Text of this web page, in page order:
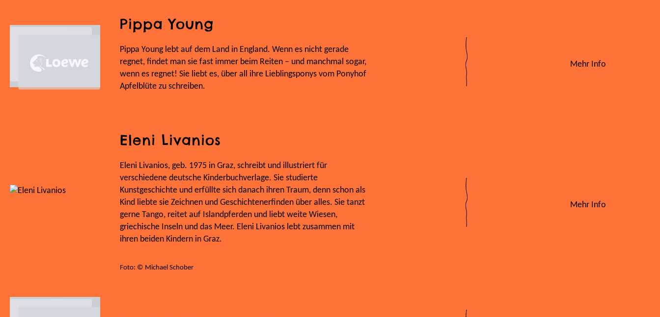
Pippa Young
Pippa Young lebt auf dem Land in England. Wenn es nicht gerade
regnet, findet man sie fast immer beim Reiten – und manchmal sogar,
wenn es regnet! Sie liebt es, über all ihre Lieblingsponys vom Ponyhof
Apfelblüte zu schreiben.
Mehr Info
Eleni Livanios
Eleni Livanios, geb. 1975 in Graz, schreibt und illustriert für
verschiedene deutsche Kinderbuchverlage. Sie studierte
Kunstgeschichte und erfüllte sich danach ihren Traum, denn schon als
Kind liebte sie Zeichnen und Geschichtenerfinden über alles. Sie tanzt
gerne Tango, reitet auf Islandpferden und liebt weite Wiesen,
griechische Inseln und das Meer. Eleni Livanios lebt zusammen mit
ihren beiden Kindern in Graz.
Foto: © Michael Schober
Mehr Info